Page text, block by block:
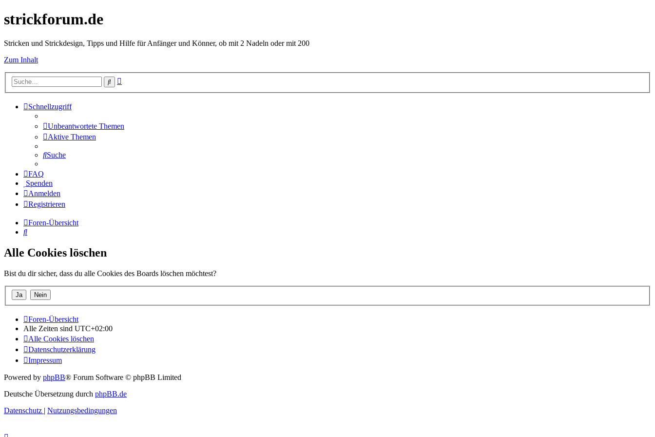
strickforum.de
Stricken und Strickdesign, Tipps und Hilfe für Anfänger und Könner, ob mit 2 Nadeln oder mit 200
Zum Inhalt
Suche
Schnellzugriff
Unbeantwortete Themen
Aktive Themen
Suche
FAQ
Spenden
Anmelden
Registrieren
Foren-Übersicht
Suche
Alle Cookies löschen
Bist du dir sicher, dass du alle Cookies des Boards löschen möchtest?
Foren-Übersicht
Alle Zeiten sind UTC+02:00
Alle Cookies löschen
Datenschutzerklärung
Impressum
Powered by phpBB® Forum Software © phpBB Limited
Deutsche Übersetzung durch phpBB.de
Datenschutz | Nutzungsbedingungen